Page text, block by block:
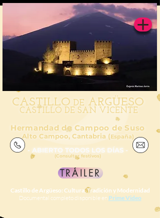
CASTILLO DE ARGÜESO
CASTILLO DE SAN VICENTE
Hermandad de Campoo de Suso
Alto Campoo, Cantabria (España)
- ABIERTO TODOS LOS DÍAS -
(Consultar festivos)
TRÁILER
Castillo de Argüeso: Cultura, Tradición y Modernidad
Documental completo disponible en Prime Video